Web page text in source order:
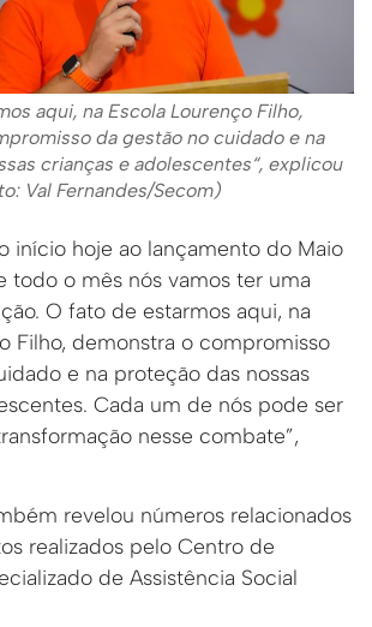
aqui, na Escola Lourenço Filho,
da gestão no cuidado e na
crianças e adolescentes“, explicou
Val Fernandes/Secom)
início hoje ao lançamento do Maio
todo o mês nós vamos ter uma
O fato de estarmos aqui, na
Filho, demonstra o compromisso
e na proteção das nossas
Cada um de nós pode ser
nesse combate”,
revelou números relacionados
realizados pelo Centro de
de Assistência Social